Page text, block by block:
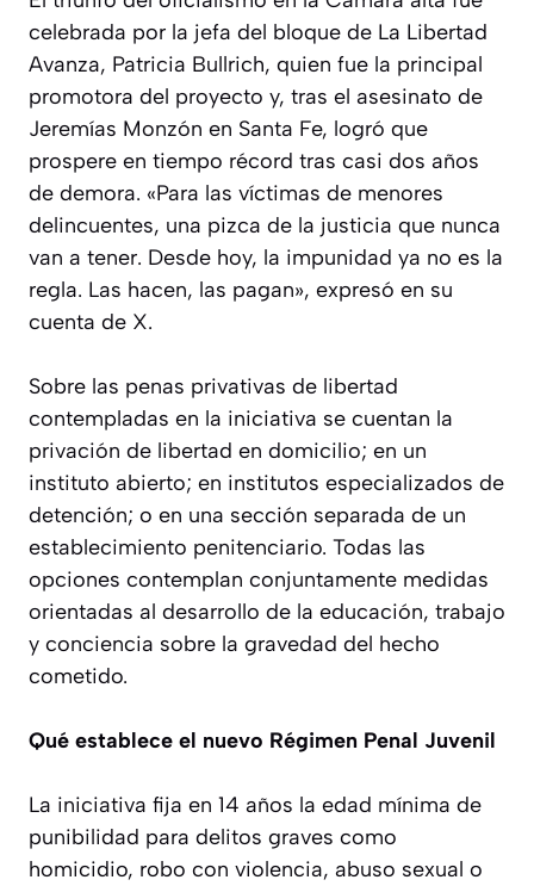
celebrada por la jefa del bloque de La Libertad
Avanza, Patricia Bullrich, quien fue la principal
promotora del proyecto y, tras el asesinato de
Jeremías Monzón en Santa Fe, logró que
prospere en tiempo récord tras casi dos años
de demora. «Para las víctimas de menores
delincuentes, una pizca de la justicia que nunca
van a tener. Desde hoy, la impunidad ya no es la
regla. Las hacen, las pagan», expresó en su
cuenta de X.
Sobre las penas privativas de libertad
contempladas en la iniciativa se cuentan la
privación de libertad en domicilio; en un
instituto abierto; en institutos especializados de
detención; o en una sección separada de un
establecimiento penitenciario. Todas las
opciones contemplan conjuntamente medidas
orientadas al desarrollo de la educación, trabajo
y conciencia sobre la gravedad del hecho
cometido.
Qué establece el nuevo Régimen Penal Juvenil
La iniciativa fija en 14 años la edad mínima de
punibilidad para delitos graves como
homicidio, robo con violencia, abuso sexual o